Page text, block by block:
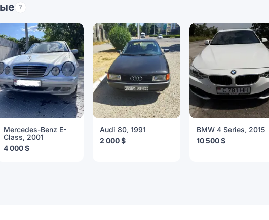
?
Mercedes-Benz E-
Class, 2001
4 000 $
Audi 80, 1991
2 000 $
BMW 4 Series, 2015
10 500 $